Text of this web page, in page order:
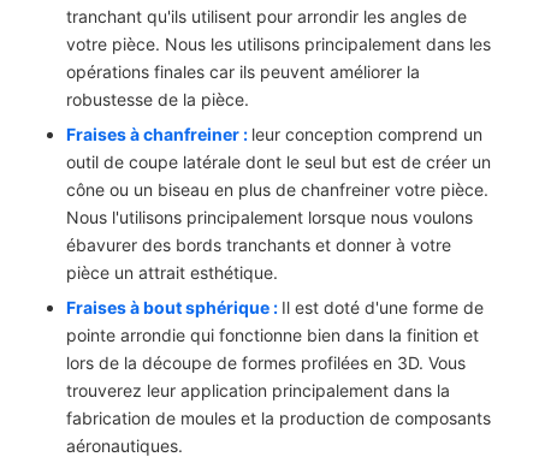
tranchant qu'ils utilisent pour arrondir les angles de
votre pièce. Nous les utilisons principalement dans les
opérations finales car ils peuvent améliorer la
robustesse de la pièce.
Fraises à chanfreiner : leur conception comprend un
outil de coupe latérale dont le seul but est de créer un
cône ou un biseau en plus de chanfreiner votre pièce.
Nous l'utilisons principalement lorsque nous voulons
ébavurer des bords tranchants et donner à votre
pièce un attrait esthétique.
Fraises à bout sphérique : Il est doté d'une forme de
pointe arrondie qui fonctionne bien dans la finition et
lors de la découpe de formes profilées en 3D. Vous
trouverez leur application principalement dans la
fabrication de moules et la production de composants
aéronautiques.